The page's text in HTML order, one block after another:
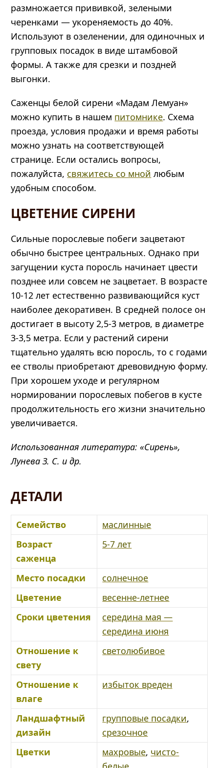
размножается прививкой, зелеными
черенками — укореняемость до 40%.
Используют в озеленении, для одиночных и
групповых посадок в виде штамбовой
формы. А также для срезки и поздней
выгонки.
Саженцы белой сирени «Мадам Лемуан»
можно купить в нашем питомнике. Схема
проезда, условия продажи и время работы
можно узнать на соответствующей
странице. Если остались вопросы,
пожалуйста, свяжитесь со мной любым
удобным способом.
ЦВЕТЕНИЕ СИРЕНИ
Сильные порослевые побеги зацветают
обычно быстрее центральных. Однако при
загущении куста поросль начинает цвести
позднее или совсем не зацветает. В возрасте
10-12 лет естественно развивающийся куст
наиболее декоративен. В средней полосе он
достигает в высоту 2,5-3 метров, в диаметре
3-3,5 метра. Если у растений сирени
тщательно удалять всю поросль, то с годами
ее стволы приобретают древовидную форму.
При хорошем уходе и регулярном
нормировании порослевых побегов в кусте
продолжительность его жизни значительно
увеличивается.
Использованная литература: «Сирень»,
Лунева З. С. и др.
ДЕТАЛИ
Семейство
маслинные
Возраст
саженца
5-7 лет
Место посадки
солнечное
Цветение
весенне-летнее
Сроки цветения
середина мая —
середина июня
Отношение к
свету
светолюбивое
Отношение к
влаге
избыток вреден
Ландшафтный
дизайн
групповые посадки,
срезочное
Цветки
махровые, чисто-